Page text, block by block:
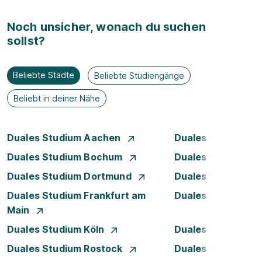
Noch unsicher, wonach du suchen
sollst?
Beliebte Städte Beliebte Studiengänge
Beliebt in deiner Nähe
Duales Studium Aachen
Duales Studium
Duales Studium Bochum
Duales Studium
Duales Studium Dortmund
Duales Studium
Duales Studium Frankfurt am
Main
Duales Studium
Duales Studium Köln
Duales Studium
Duales Studium Rostock
Duales Studium